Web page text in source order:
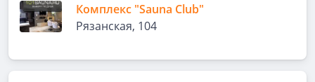
Комплекс "Sauna Club"
Рязанская, 104